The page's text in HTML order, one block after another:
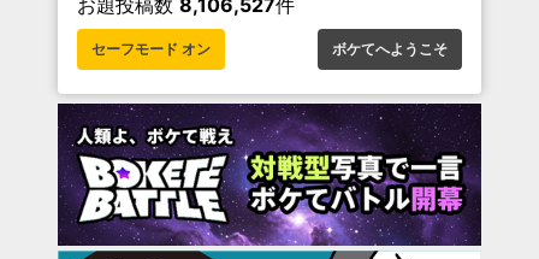
お題投稿数 8,106,527件
セーフモード オン ボケてへようこそ